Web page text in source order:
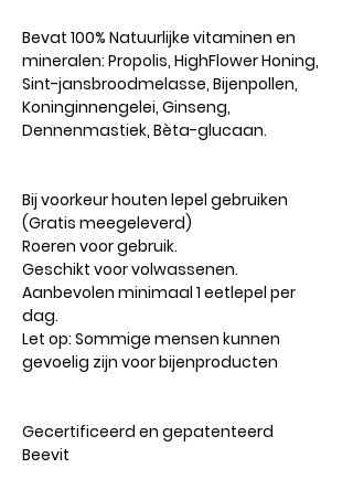
Bevat 100% Natuurlijke vitaminen en
mineralen: Propolis, HighFlower Honing,
Sint-jansbroodmelasse, Bijenpollen,
Koninginnengelei, Ginseng,
Dennenmastiek, Bèta-glucaan.
Bij voorkeur houten lepel gebruiken
(Gratis meegeleverd)
Roeren voor gebruik.
Geschikt voor volwassenen.
Aanbevolen minimaal 1 eetlepel per
dag.​
Let op: Sommige mensen kunnen
gevoelig zijn voor bijenproducten
Gecertificeerd en gepatenteerd
Beevit